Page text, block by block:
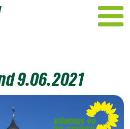
9.06.2021